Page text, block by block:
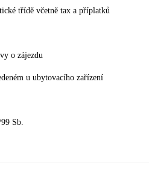
třídě včetně tax a příplatků
o zájezdu
u ubytovacího zařízení
Sb.